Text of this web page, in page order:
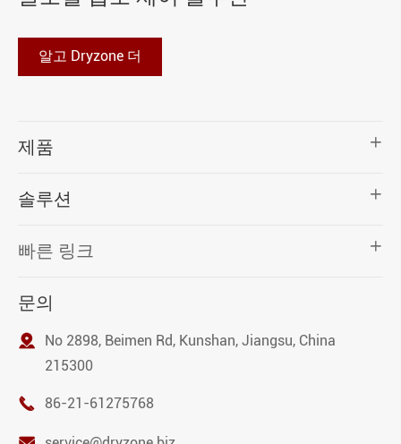
알고 Dryzone 더
제품 
솔루션 
빠른 링크 
문의

No 2898, Beimen Rd, Kunshan, Jiangsu, China
215300
 86-21-61275768